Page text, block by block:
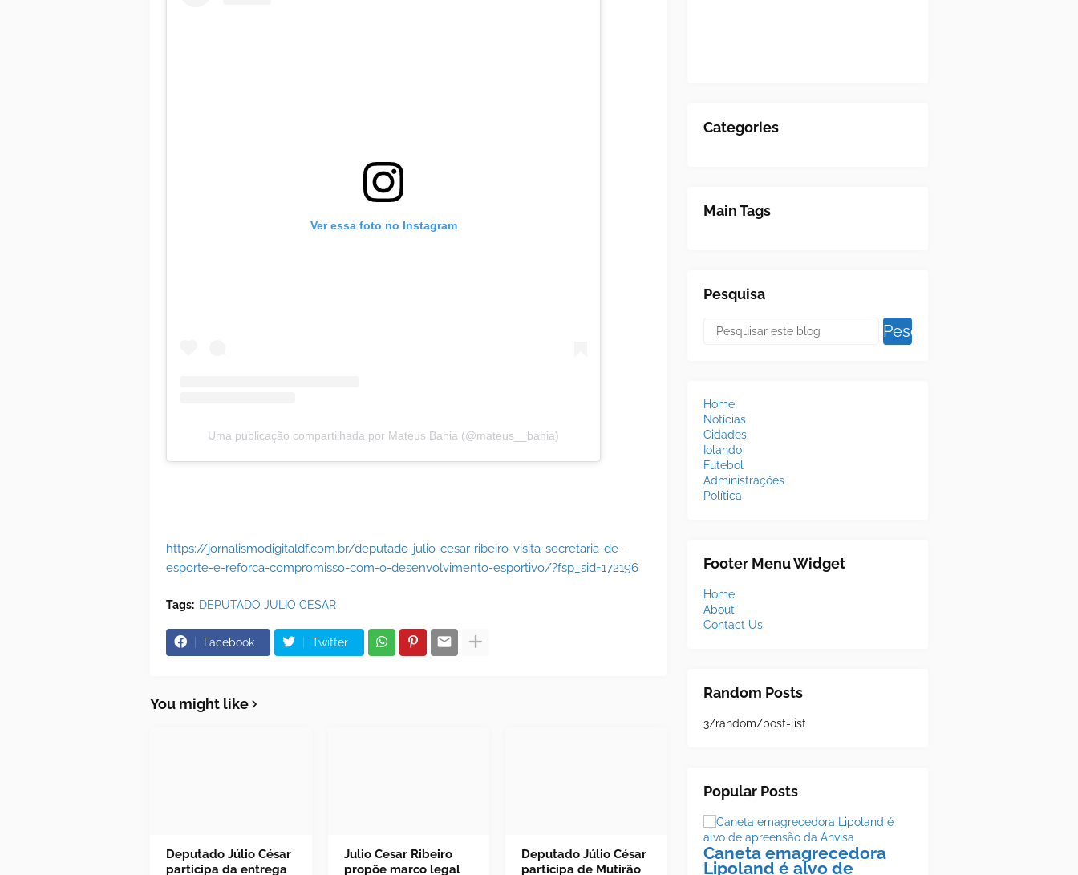
Ver essa foto no Instagram
Uma publicação compartilhada por Mateus Bahia (@mateus__bahia)
https://jornalismodigitaldf.com.br/deputado-julio-cesar-ribeiro-visita-secretaria-de-
esporte-e-reforca-compromisso-com-o-desenvolvimento-esportivo/?fsp_sid=172196
Tags: DEPUTADO JULIO CESAR
Facebook Twitter
You might like
Deputado Júlio César
participa da entrega
Julio Cesar Ribeiro
propõe marco legal
Deputado Júlio César
participa de Mutirão
Categories
Main Tags
Pesquisa
Home
Notícias
Cidades
Iolando
Futebol
Administrações
Política
Footer Menu Widget
Home
About
Contact Us
Random Posts
3/random/post-list
Popular Posts
Caneta emagrecedora
Lipoland é alvo de